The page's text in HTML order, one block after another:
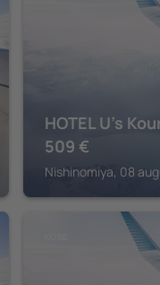
HOTEL U's
509 €
Nishinomiya, 08